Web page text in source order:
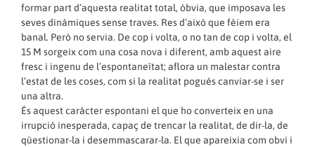
formar part d’aquesta realitat total, òbvia, que imposava les
seves dinàmiques sense traves. Res d’això que fèiem era
banal. Però no servia. De cop i volta, o no tan de cop i volta, el
15 M sorgeix com una cosa nova i diferent, amb aquest aire
fresc i ingenu de l’espontaneïtat; aflora un malestar contra
l’estat de les coses, com si la realitat pogués canviar-se i ser
una altra.
És aquest caràcter espontani el que ho converteix en una
irrupció inesperada, capaç de trencar la realitat, de dir-la, de
qüestionar-la i desemmascarar-la. El que apareixia com obvi i